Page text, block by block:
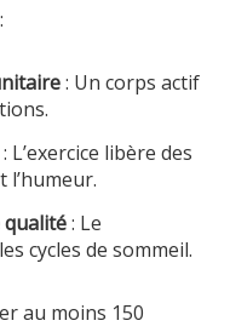
: Un corps actif
: L’exercice libère des
qualité: Le
cycles de sommeil.
au moins 150